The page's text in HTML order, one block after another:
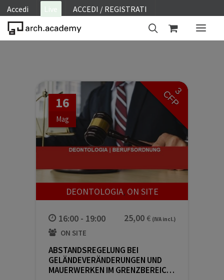
Accedi Live ACCEDI / REGISTRATI
WEBINAR
E-LEARNING
CONTATTI
ACCOUNT
3
CFP
16
Mag
DEONTOLOGIA, ON SITE
16:00 - 19:00
ON SITE
ABSTANDSREGELUNG BEI
GELÄNDEVERÄNDERUNGEN UND
MAUERWERKEN IM GRENZBEREICH